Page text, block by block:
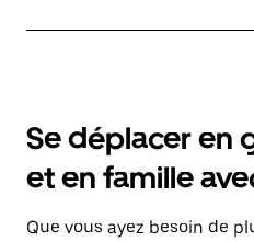
Se déplacer en
et en famille
Que vous ayez besoin de